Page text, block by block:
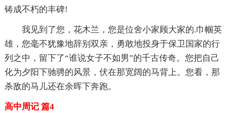
铸成不朽的丰碑!
我见到了您，花木兰，您是位舍小家顾大家的.巾帼英
雄，您毫不犹豫地辞别双亲，勇敢地投身于保卫国家的行
列之中，留下了“谁说女子不如男”的千古传奇。您把自己
化为夕阳下驰骋的风景，伏在那宽阔的马背上。您看，那
杀敌的马儿还在余晖下奔跑。
高中周记 篇4